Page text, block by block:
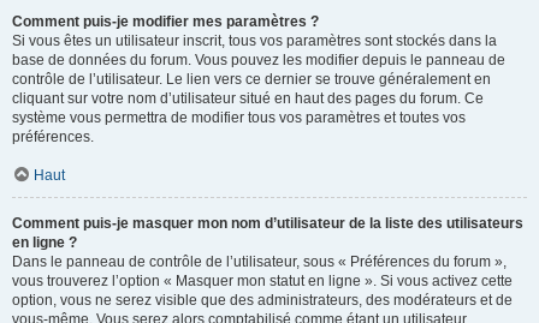
Comment puis-je modifier mes paramètres ?
Si vous êtes un utilisateur inscrit, tous vos paramètres sont stockés dans la
base de données du forum. Vous pouvez les modifier depuis le panneau de
contrôle de l’utilisateur. Le lien vers ce dernier se trouve généralement en
cliquant sur votre nom d’utilisateur situé en haut des pages du forum. Ce
système vous permettra de modifier tous vos paramètres et toutes vos
préférences.
Haut
Comment puis-je masquer mon nom d’utilisateur de la liste des utilisateurs
en ligne ?
Dans le panneau de contrôle de l’utilisateur, sous « Préférences du forum »,
vous trouverez l’option « Masquer mon statut en ligne ». Si vous activez cette
option, vous ne serez visible que des administrateurs, des modérateurs et de
vous-même. Vous serez alors comptabilisé comme étant un utilisateur